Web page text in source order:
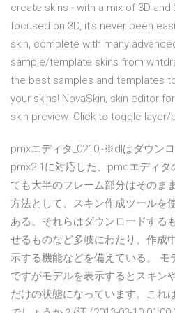
create skins - with a mix of 3D and
focused on 3D, it's never been
skin, complete with many
sample/template skins from
the best samples and templates
your skins! NovaSkin, skin editor
skin preview. Click to toggle layer/
pmxエディタ_0210,-※dlはダウン
pmx2.1に対応した、pmdエディタ
ても大半のフレーム部分はそのま
方法として、スキン作成ツールを
ある。それらはダウンロードする
せるものなど多岐にわたり、作成
示する機能などを備えている。 モ
ですがモデルを表示するとスキン
だけの状態になっています。これ